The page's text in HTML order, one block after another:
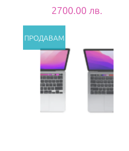
2700.00 лв.